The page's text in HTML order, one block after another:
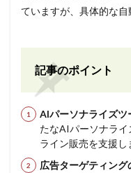
ていますが、具体的な自
記事のポイント
AIパーソナライズツ
たなAIパーソナラ
ライン販売を支援し
広告ターゲティング